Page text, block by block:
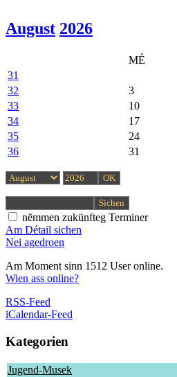
August 2026
MÉ
31
32
3
33
10
34
17
35
24
36
31
nëmmen zukünfteg Terminer
Am Détail sichen
Nei agedroen
Am Moment sinn 1512 User online.
Wien ass online?
RSS-Feed
iCalendar-Feed
Kategorien
Jugend-Musek